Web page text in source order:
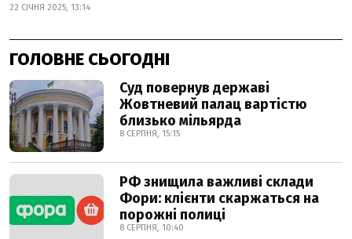
22 СІЧНЯ 2025, 13:14
ГОЛОВНЕ СЬОГОДНІ
Суд повернув державі
Жовтневий палац вартістю
близько мільярда
8 СЕРПНЯ, 15:15
РФ знищила важливі склади
Фори: клієнти скаржаться на
порожні полиці
8 СЕРПНЯ, 10:40